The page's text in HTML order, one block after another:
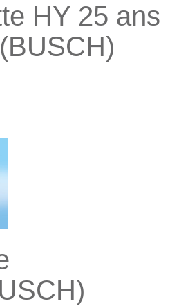
HY 25 ans